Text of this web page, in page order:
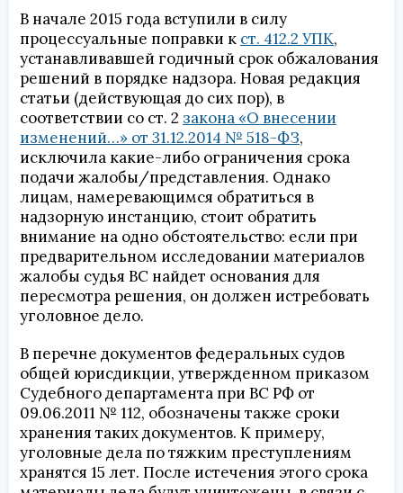
В начале 2015 года вступили в силу
процессуальные поправки к ст. 412.2 УПК,
устанавливавшей годичный срок обжалования
решений в порядке надзора. Новая редакция
статьи (действующая до сих пор), в
соответствии со ст. 2 закона «О внесении
изменений…» от 31.12.2014 № 518-ФЗ,
исключила какие-либо ограничения срока
подачи жалобы/представления. Однако
лицам, намеревающимся обратиться в
надзорную инстанцию, стоит обратить
внимание на одно обстоятельство: если при
предварительном исследовании материалов
жалобы судья ВС найдет основания для
пересмотра решения, он должен истребовать
уголовное дело.
В перечне документов федеральных судов
общей юрисдикции, утвержденном приказом
Судебного департамента при ВС РФ от
09.06.2011 № 112, обозначены также сроки
хранения таких документов. К примеру,
уголовные дела по тяжким преступлениям
хранятся 15 лет. После истечения этого срока